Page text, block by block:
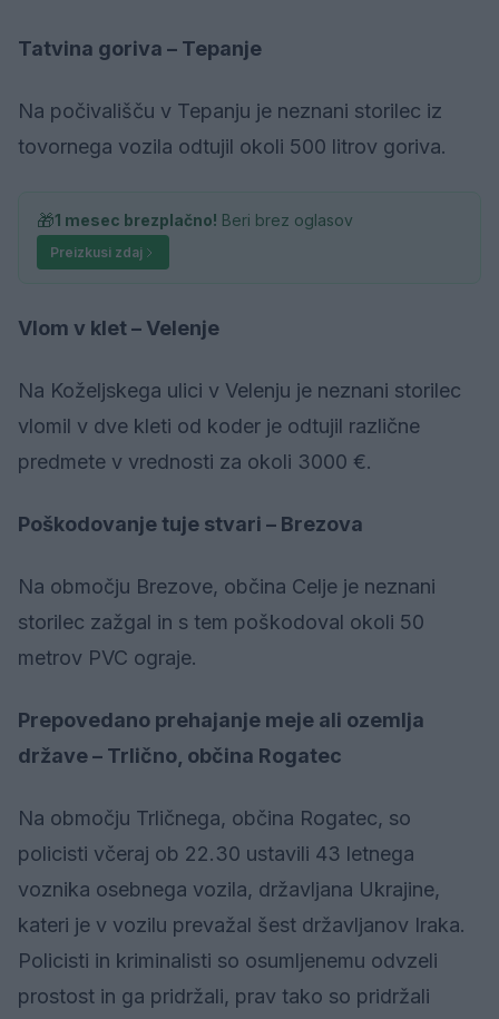
Tatvina goriva – Tepanje
Na počivališču v Tepanju je neznani storilec iz
tovornega vozila odtujil okoli 500 litrov goriva.
🎁1 mesec brezplačno! Beri brez oglasov
Preizkusi zdaj
Vlom v klet – Velenje
Na Koželjskega ulici v Velenju je neznani storilec
vlomil v dve kleti od koder je odtujil različne
predmete v vrednosti za okoli 3000 €.
Poškodovanje tuje stvari – Brezova
Na območju Brezove, občina Celje je neznani
storilec zažgal in s tem poškodoval okoli 50
metrov PVC ograje.
Prepovedano prehajanje meje ali ozemlja
države – Trlično, občina Rogatec
Na območju Trličnega, občina Rogatec, so
policisti včeraj ob 22.30 ustavili 43 letnega
voznika osebnega vozila, državljana Ukrajine,
kateri je v vozilu prevažal šest državljanov Iraka.
Policisti in kriminalisti so osumljenemu odvzeli
prostost in ga pridržali, prav tako so pridržali